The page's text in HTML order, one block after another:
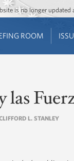
is no longer
ROOM
L. STANLEY